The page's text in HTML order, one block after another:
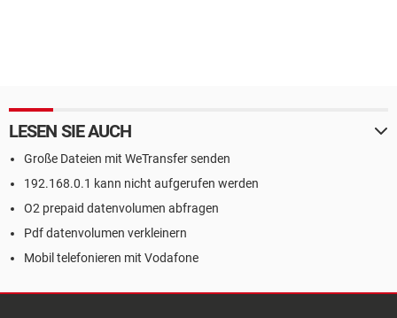
LESEN SIE AUCH
Große Dateien mit WeTransfer senden
192.168.0.1 kann nicht aufgerufen werden
O2 prepaid datenvolumen abfragen
Pdf datenvolumen verkleinern
Mobil telefonieren mit Vodafone